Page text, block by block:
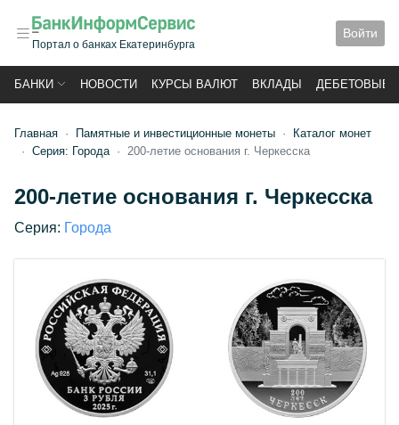
Портал о банках Екатеринбурга
Войти
БАНКИ НОВОСТИ КУРСЫ ВАЛЮТ ВКЛАДЫ ДЕБЕТОВЫЕ
Главная Памятные и инвестиционные монеты
Каталог монет
Серия: Города
200-летие основания г. Черкесска
200-летие основания г. Черкесска
Серия: Города